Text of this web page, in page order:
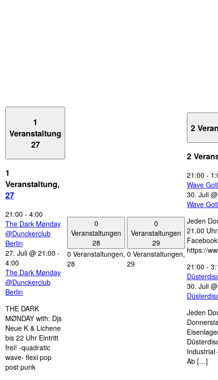
1
Veranstaltung
27
1
Veranstaltung,
27
21:00 - 4:00
The Dark Mønday
@Dunckerclub
Berlin
27. Juli @ 21:00 -
4:00
The Dark Mønday
@Dunckerclub
Berlin
THE DARK
MØNDAY with: Djs
Neue K & Lichene
bis 22 Uhr Eintritt
frei! -quadratic
wave- flexi pop
post punk
0
Veranstaltungen
28
0 Veranstaltungen,
28
0
Veranstaltungen
29
0 Veranstaltungen,
29
2
2
21:00 -
Wave
30. Juli
Wave
Jeden
21.00
https://
21:00 -
30. Juli
Jeden
Industrial
Ab […]